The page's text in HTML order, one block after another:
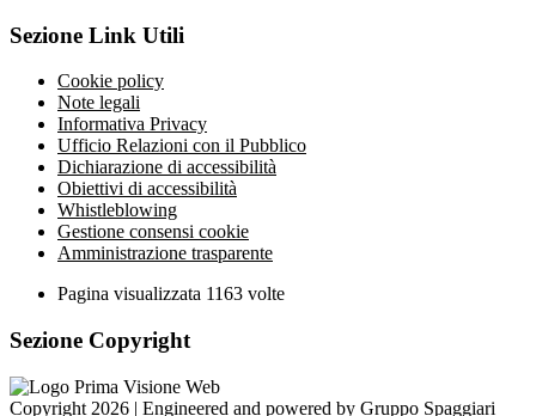
Sezione Link Utili
Cookie policy
Note legali
Informativa Privacy
Ufficio Relazioni con il Pubblico
Dichiarazione di accessibilità
Obiettivi di accessibilità
Whistleblowing
Gestione consensi cookie
Amministrazione trasparente
Pagina visualizzata 1163 volte
Sezione Copyright
Copyright 2026 | Engineered and powered by Gruppo Spaggiari